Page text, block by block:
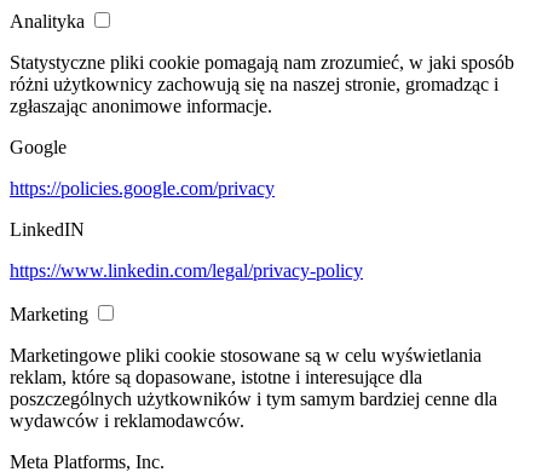
Analityka
Statystyczne pliki cookie pomagają nam zrozumieć, w jaki sposób
różni użytkownicy zachowują się na naszej stronie, gromadząc i
zgłaszając anonimowe informacje.
Google
https://policies.google.com/privacy
LinkedIN
https://www.linkedin.com/legal/privacy-policy
Marketing
Marketingowe pliki cookie stosowane są w celu wyświetlania
reklam, które są dopasowane, istotne i interesujące dla
poszczególnych użytkowników i tym samym bardziej cenne dla
wydawców i reklamodawców.
Meta Platforms, Inc.